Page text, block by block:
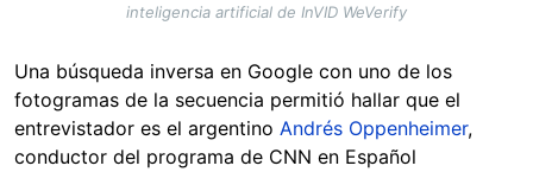
inteligencia artificial de InVID WeVerify
Una búsqueda inversa en Google con uno de los
fotogramas de la secuencia permitió hallar que el
entrevistador es el argentino Andrés Oppenheimer,
conductor del programa de CNN en Español